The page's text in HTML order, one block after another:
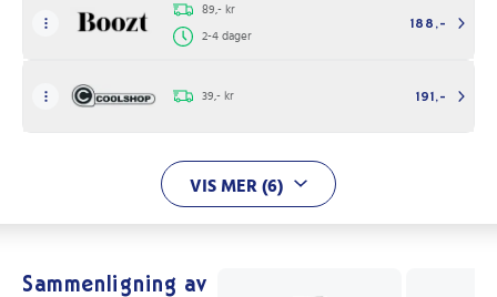
89,- kr
2-4 dager
188,-
39,- kr 191,-
VIS MER (6)
Sammenligning av